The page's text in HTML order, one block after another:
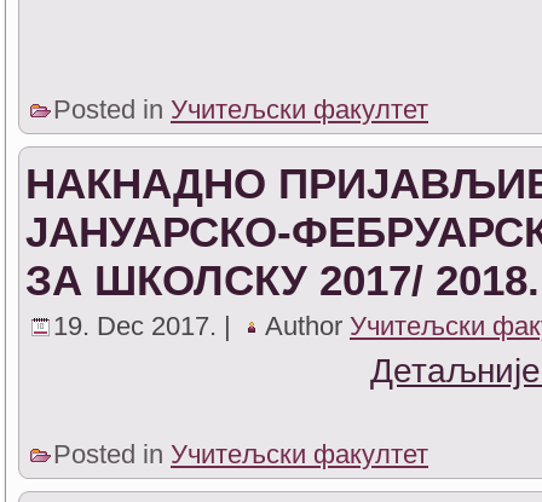
Posted in Учитељски факултет
НАКНАДНО
ЈАНУАРСКО-
ЗА ШКОЛСКУ 2017/
19. Dec 2017. | Author Учитељски
Posted in Учитељски факултет